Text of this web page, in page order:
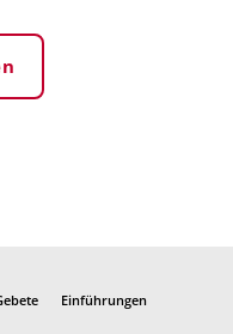
Einführungen